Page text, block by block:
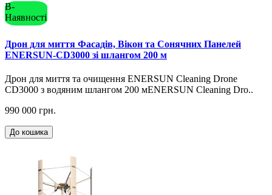
В-
Наявності
Дрон для миття Фасадів, Вікон та Сонячних Панелей
ENERSUN-CD3000 зі шлангом 200 м
Дрон для миття та очищення ENERSUN Cleaning Drone
CD3000 з водяним шлангом 200 мENERSUN Cleaning Dro..
990 000 грн.
До кошика